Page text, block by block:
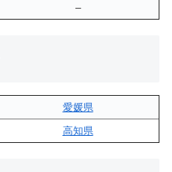
–
愛媛県
高知県